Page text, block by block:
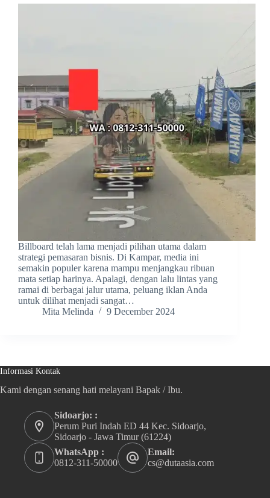
Billboard telah lama menjadi pilihan utama dalam
strategi pemasaran bisnis. Di Kampar, media ini
semakin populer karena mampu menjangkau ribuan
mata setiap harinya. Apalagi, dengan lalu lintas yang
ramai di berbagai jalur utama, peluang iklan Anda
untuk dilihat menjadi sangat…
Mita Melinda
9 December 2024
Informasi Kontak
Kami dengan senang hati melayani Bapak / Ibu.
Sidoarjo: :
Perum Puri Indah ED 44 Kec. Sidoarjo,
Sidoarjo - Jawa Timur (61224)
WhatsApp :
0812-311-50000
Email:
cs@dutaasia.com